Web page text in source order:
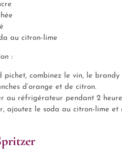
au citron-lime
:
pichet, combinez le vin, le brandy
d’orange et de citron.
au réfrigérateur pendant 2
ajoutez le soda au citron-lime et